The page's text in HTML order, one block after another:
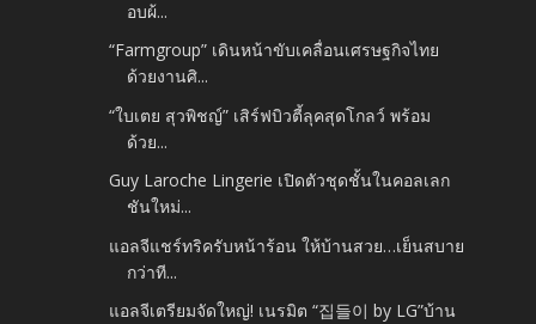
อบผ้...
“Farmgroup” เดินหน้าขับเคลื่อนเศรษฐกิจไทย
ด้วยงานศิ...
“ใบเตย สุวพิชญ์” เสิร์ฟบิวตี้ลุคสุดโกลว์ พร้อม
ด้วย...
Guy Laroche Lingerie เปิดตัวชุดชั้นในคอลเลก
ชันใหม่...
แอลจีแชร์ทริครับหน้าร้อน ให้บ้านสวย…เย็นสบาย
กว่าที...
แอลจีเตรียมจัดใหญ่! เนรมิต “집들이 by LG”บ้าน